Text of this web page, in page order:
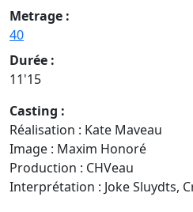
Metrage :
40
Durée :
11'15
Casting :
Réalisation : Kate Maveau
Image : Maxim Honoré
Production : CHVeau
Interprétation : Joke Sluydts,